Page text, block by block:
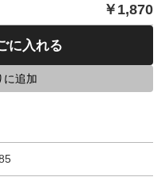
￥ 1,870
に入れる
に追加